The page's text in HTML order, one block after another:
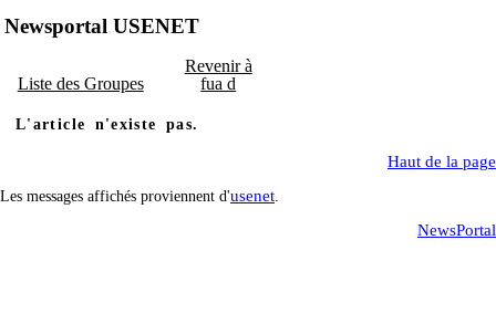
Newsportal USENET
Liste des Groupes
Revenir à
fua d
L'article n'existe pas.
Haut de la page
Les messages affichés proviennent d'usenet
NewsPortal